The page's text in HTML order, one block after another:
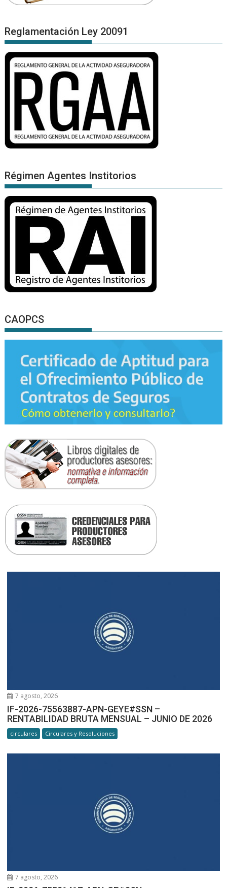
Reglamentación Ley 20091
Régimen Agentes Institorios
CAOPCS
7 agosto, 2026
IF-2026-75563887-APN-GEYE#SSN –
RENTABILIDAD BRUTA MENSUAL – JUNIO DE 2026
circulares Circulares y Resoluciones
7 agosto, 2026